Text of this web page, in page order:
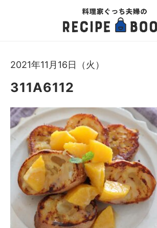
2021年11月16日（火）
311A6112